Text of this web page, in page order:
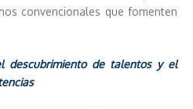
convencionales que fomenten
descubrimiento de talentos y el